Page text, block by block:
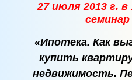
27 июля 2013 г.
«Ипотека. Как
купить
недвижимость.